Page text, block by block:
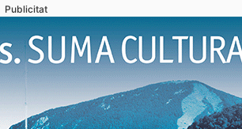
Publicitat